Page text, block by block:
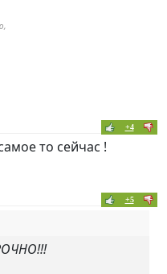
+4
то сейчас !
+5